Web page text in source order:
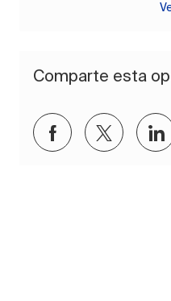
Comparte esta
Compartir a